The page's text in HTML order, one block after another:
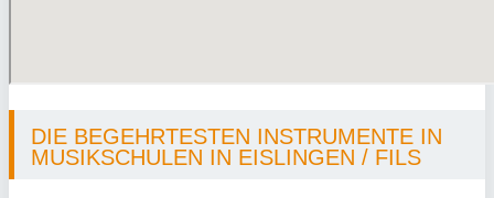
DIE BEGEHRTESTEN INSTRUMENTE IN
MUSIKSCHULEN IN EISLINGEN / FILS